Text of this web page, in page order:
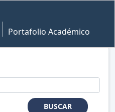
Portafolio Académico
BUSCAR